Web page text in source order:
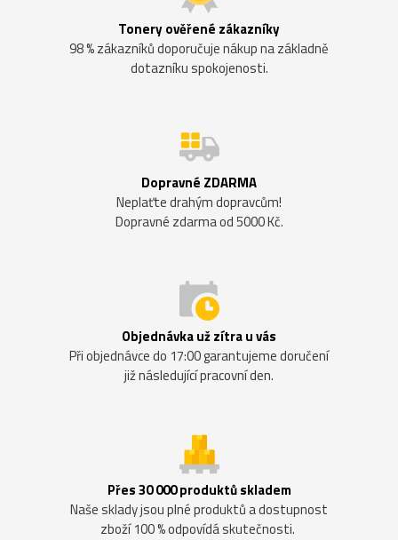
Tonery ověřené zákazníky
98 % zákazníků doporučuje nákup na základně
dotazníku spokojenosti.
Dopravné ZDARMA
Neplaťte drahým dopravcům!
Dopravné zdarma od 5000 Kč.
Objednávka už zítra u vás
Při objednávce do 17:00 garantujeme doručení
již následující pracovní den.
Přes 30 000 produktů skladem
Naše sklady jsou plné produktů a dostupnost
zboží 100 % odpovídá skutečnosti.